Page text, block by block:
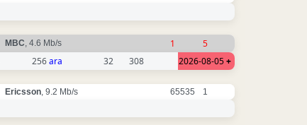
MBC , 4.6 Mb/s 1
5
256ara 32 308 2026-08-05+
Ericsson , 9.2 Mb/s 65535 1